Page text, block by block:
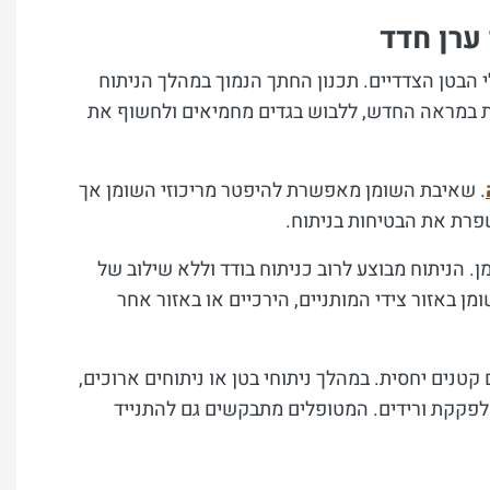
חדד
הצדדיים. תכנון החתך הנמוך במהלך הניתוח
במראה החדש, ללבוש בגדים מחמיאים ולחשוף את
. שאיבת השומן מאפשרת להיפטר מריכוזי השומן אך
את הבטיחות בניתוח.
מבוצע לרוב כניתוח בודד וללא שילוב של
צידי המותניים, הירכיים או באזור אחר
יחסית. במהלך ניתוחי בטן או ניתוחים ארוכים,
ורידים. המטופלים מתבקשים גם להתנייד